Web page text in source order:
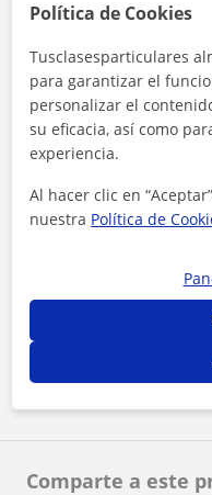
Comparte a este
Al hacer clic, aceptas
Política de Cookies
Tusclasesparticulares
para garantizar el
personalizar el
su eficacia, así como
experiencia.
Al hacer clic en
nuestra Política de